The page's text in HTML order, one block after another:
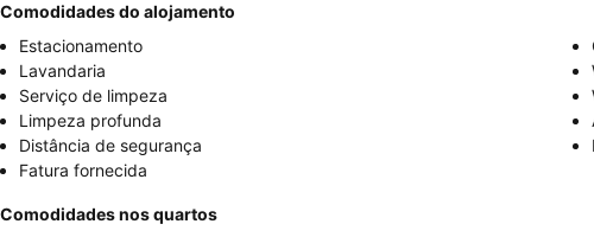
Comodidades do alojamento
Estacionamento
Lavandaria
Serviço de limpeza
Limpeza profunda
Distância de segurança
Fatura fornecida
Comodidades nos quartos